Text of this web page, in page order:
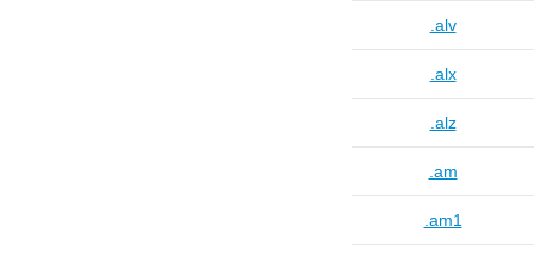
.alv
.alx
.alz
.am
.am1